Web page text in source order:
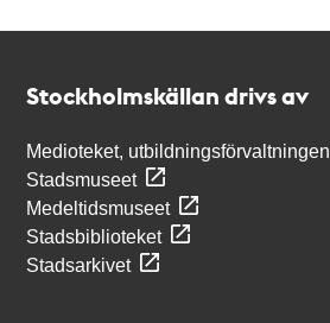
Stockholmskällan drivs av
Medioteket, utbildningsförvaltningen
Stadsmuseet
Medeltidsmuseet
Stadsbiblioteket
Stadsarkivet